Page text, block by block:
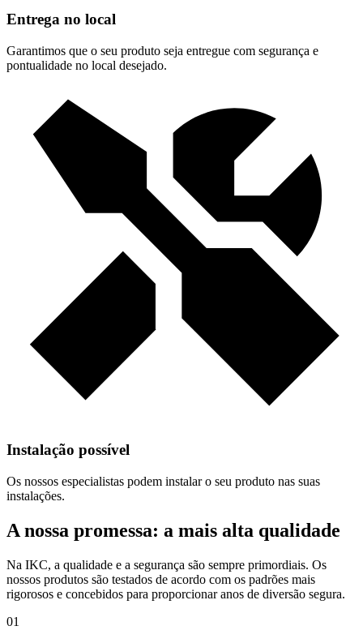
Entrega no local
Garantimos que o seu produto seja entregue com segurança e
pontualidade no local desejado.
Instalação possível
Os nossos especialistas podem instalar o seu produto nas suas
instalações.
A nossa promessa: a mais alta qualidade
Na IKC, a qualidade e a segurança são sempre primordiais. Os
nossos produtos são testados de acordo com os padrões mais
rigorosos e concebidos para proporcionar anos de diversão segura.
01